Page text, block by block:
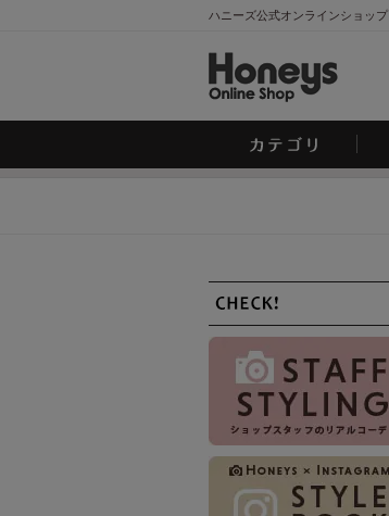
ハニーズ公式オンラインショップ